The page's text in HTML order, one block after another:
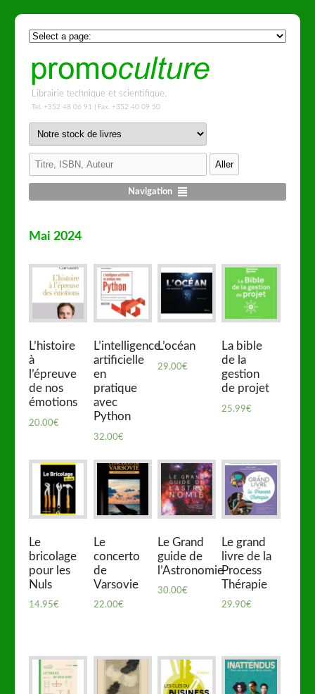
Librairie technique et scientifique.
Tel. +352 48 06 91 | Fax. +352 40 09 50
Navigation
Mai 2024
L’histoire
à
l’épreuve
de nos
émotions
20.00€
L’intelligence
artificielle
en
pratique
avec
Python
32.00€
L’océan
29.00€
La bible
de la
gestion
de projet
25.99€
Le
bricolage
pour les
Nuls
14.95€
Le
concerto
de
Varsovie
22.00€
Le Grand
guide de
l’Astronomie
30.00€
Le grand
livre de la
Process
Thérapie
29.90€